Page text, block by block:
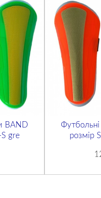
BAND
gre
розмір